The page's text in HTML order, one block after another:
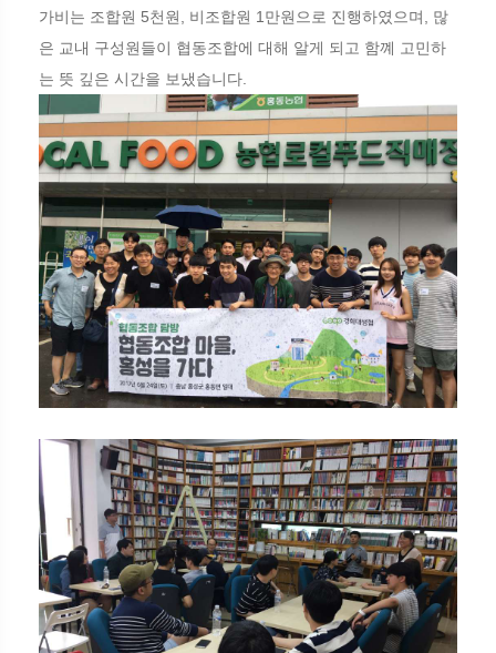
가비는 조합원 5천원, 비조합원 1만원으로 진행하였으며, 많
은 교내 구성원들이 협동조합에 대해 알게 되고 함꼐 고민하
는 뜻 깊은 시간을 보냈습니다.